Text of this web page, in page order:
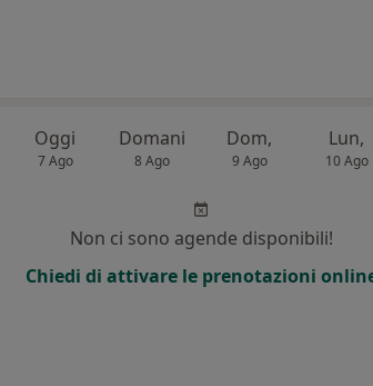
Oggi
7 Ago
Domani
8 Ago
Dom,
9 Ago
Lun,
10 Ago
Non ci sono agende disponibili!
Chiedi di attivare le prenotazioni